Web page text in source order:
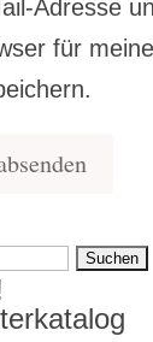
Adresse
für